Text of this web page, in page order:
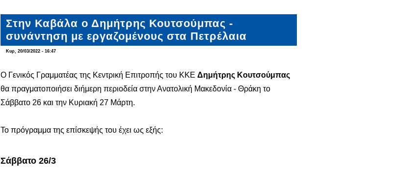
Στην Καβάλα ο Δημήτρης Κουτσούμπας -
συνάντηση με εργαζομένους στα Πετρέλαια
Κυρ, 20/03/2022 - 16:47
Ο Γενικός Γραμματέας της Κεντρική Επιτροπής του ΚΚΕ Δημήτρης Κουτσούμπας
θα πραγματοποιήσει διήμερη περιοδεία στην Ανατολική Μακεδονία - Θράκη το
Σάββατο 26 και την Κυριακή 27 Μάρτη.
Το πρόγραμμα της επίσκεψής του έχει ως εξής:
Σάββατο 26/3